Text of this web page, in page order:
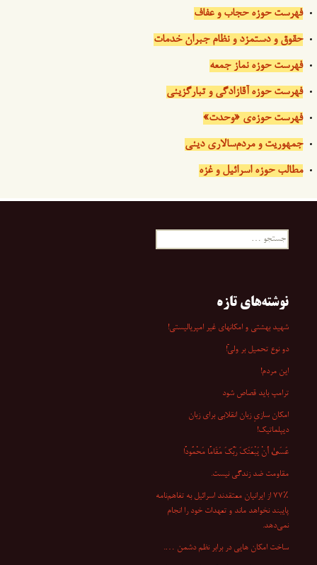
فهرست حوزه حجاب و عفاف
حقوق و دستمزد و نظام جبران خدمات
فهرست حوزه نماز جمعه
فهرست حوزه آقازادگی و تبارگزینی
فهرست حوزه‌ی «وحدت»
جمهوریت و مردم‌سالاری دینی
مطالب حوزه اسرائیل و غزه
جستجو
نوشته‌های تازه
شهید بهشتی و امکانهای غیر امپریالیستی!
دو نوع تحمیل بر ولیّ!
این مردم!
ترامپ باید قصاص شود
امکان سازیِ زبان انقلابی برای زبان
دیپلماتیک!
عَسَىٰ أَنْ یَبْعَثَکَ رَبُّکَ مَقَامًا مَحْمُودًا
مقاومت ضد زندگی نیست.
۷۷٪ از ایرانیان معتقدند اسرائیل به تفاهم‌نامه
پایبند نخواهد ماند و تعهدات خود را انجام
نمی‌دهد.
ساخت امکان هایی در برابر نظم دشمن ….